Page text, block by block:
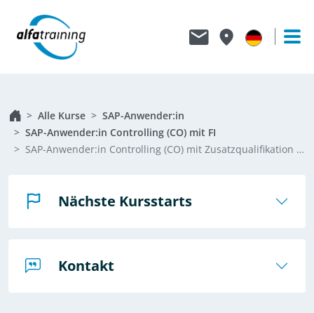
Alle Kurse
SAP-Anwender:in
SAP-Anwender:in Controlling (CO) mit FI
SAP-Anwender:in Controlling (CO) mit Zusatzqualifikation Finanzbuchhaltung (FI)
Nächste Kursstarts
Kontakt